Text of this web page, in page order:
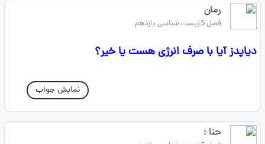
رمان
فصل 5 زیست شناسی یازدهم
دیاپدز آیا با صرف انرژی هست یا خیر؟
نمایش جواب
حنا ؛